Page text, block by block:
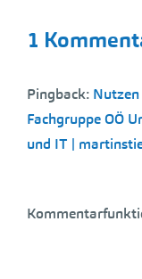
1
Pingback:
Fachgruppe OÖ
und IT |